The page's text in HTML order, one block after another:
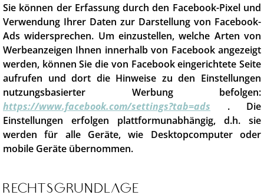
Sie können der Erfassung durch den Facebook-Pixel und
Verwendung Ihrer Daten zur Darstellung von Facebook-
Ads widersprechen. Um einzustellen, welche Arten von
Werbeanzeigen Ihnen innerhalb von Facebook angezeigt
werden, können Sie die von Facebook eingerichtete Seite
aufrufen und dort die Hinweise zu den Einstellungen
nutzungsbasierter Werbung befolgen:
https://www.facebook.com/settings?tab=ads . Die
Einstellungen erfolgen plattformunabhängig, d.h. sie
werden für alle Geräte, wie Desktopcomputer oder
mobile Geräte übernommen.
Rechtsgrundlage